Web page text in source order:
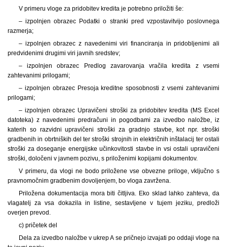
V primeru vloge za pridobitev kredita je potrebno priložiti še:
– izpolnjen obrazec Podatki o stranki pred vzpostavitvijo poslovnega
razmerja;
– izpolnjen obrazec z navedenimi viri financiranja in pridobljenimi ali
predvidenimi drugimi viri javnih sredstev;
– izpolnjen obrazec Predlog zavarovanja vračila kredita z vsemi
zahtevanimi prilogami;
– izpolnjen obrazec Presoja kreditne sposobnosti z vsemi zahtevanimi
prilogami;
– izpolnjen obrazec Upravičeni stroški za pridobitev kredita (MS Excel
datoteka) z navedenimi predračuni in pogodbami za izvedbo naložbe, iz
katerih so razvidni upravičeni stroški za gradnjo stavbe, kot npr. stroški
gradbenih in obrtniških del ter stroški strojnih in električnih inštalacij ter ostali
stroški za doseganje energijske učinkovitosti stavbe in vsi ostali upravičeni
stroški, določeni v javnem pozivu, s priloženimi kopijami dokumentov.
V primeru, da vlogi ne bodo priložene vse obvezne priloge, vključno s
pravnomočnim gradbenim dovoljenjem, bo vloga zavržena.
Priložena dokumentacija mora biti čitljiva. Eko sklad lahko zahteva, da
vlagatelj za vsa dokazila in listine, sestavljene v tujem jeziku, predloži
overjen prevod.
c) pričetek del
Dela za izvedbo naložbe v ukrep A se pričnejo izvajati po oddaji vloge na